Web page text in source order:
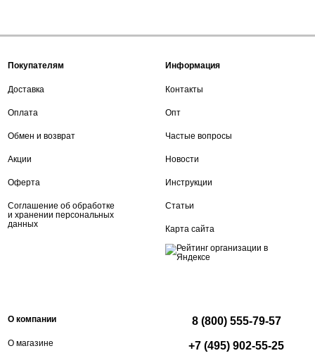
Покупателям
Доставка
Оплата
Обмен и возврат
Акции
Оферта
Соглашение об обработке
и хранении персональных
данных
Информация
Контакты
Опт
Частые вопросы
Новости
Инструкции
Статьи
Карта сайта
О компании
О магазине
8 (800) 555-79-57
+7 (495) 902-55-25